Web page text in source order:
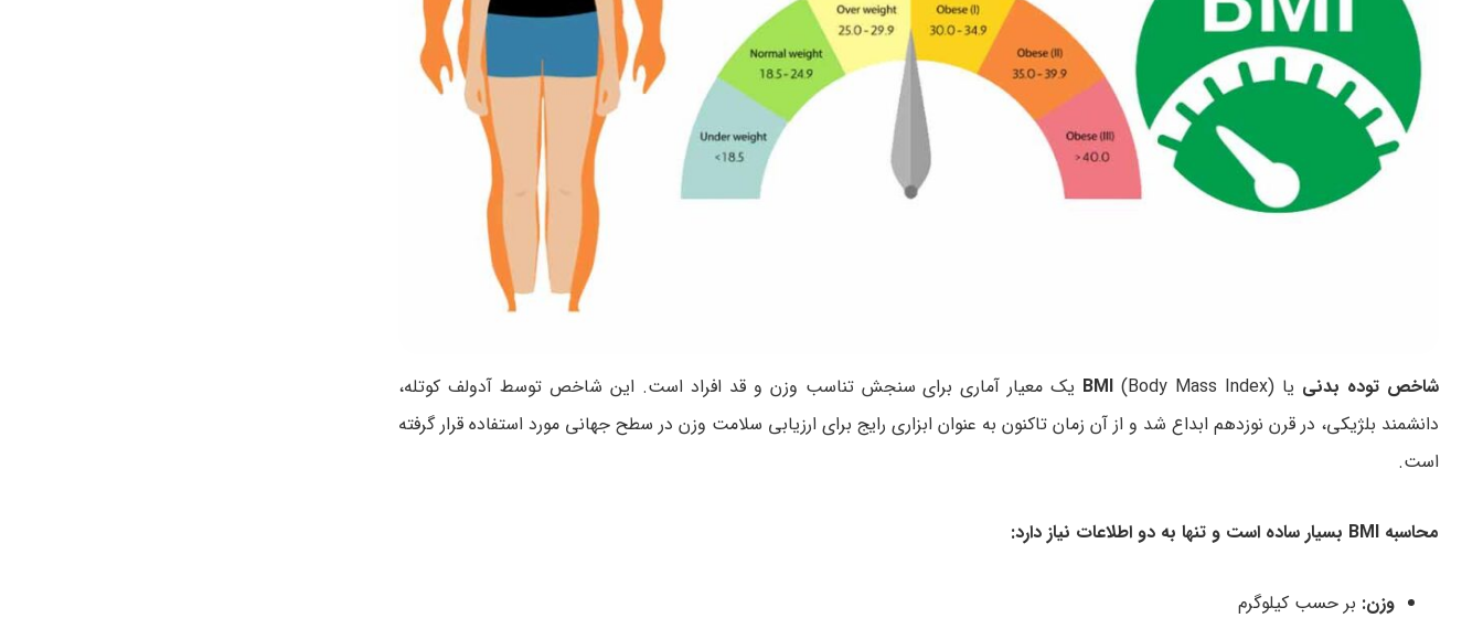
شاخص توده بدنی یا BMI (Body Mass Index) یک معیار آماری برای سنجش تناسب وزن و قد افراد است. این شاخص توسط آدولف کوتله،
دانشمند بلژیکی، در قرن نوزدهم ابداع شد و از آن زمان تاکنون به عنوان ابزاری رایج برای ارزیابی سلامت وزن در سطح جهانی مورد استفاده قرار گرفته
است.
محاسبه BMI بسیار ساده است و تنها به دو اطلاعات نیاز دارد:
وزن: بر حسب کیلوگرم